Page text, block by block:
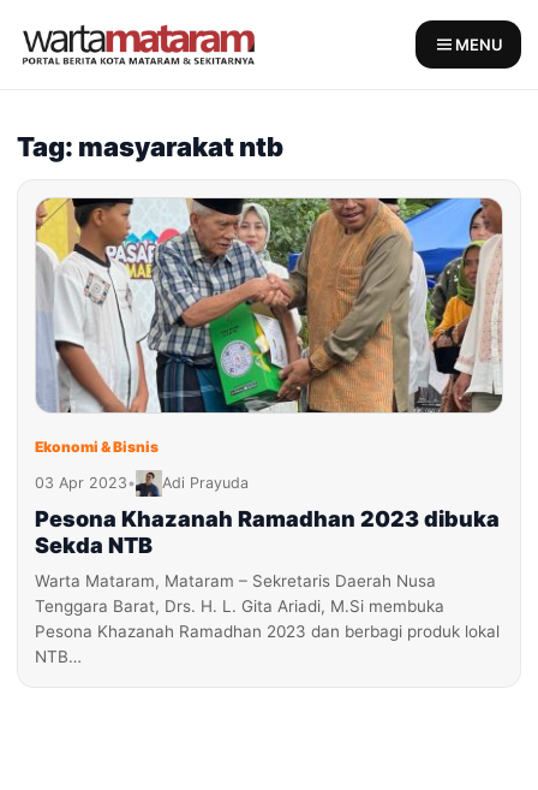
MENU
Tag: masyarakat ntb
Ekonomi & Bisnis
03 Apr 2023• Adi Prayuda
Pesona Khazanah Ramadhan 2023 dibuka
Sekda NTB
Warta Mataram, Mataram – Sekretaris Daerah Nusa
Tenggara Barat, Drs. H. L. Gita Ariadi, M.Si membuka
Pesona Khazanah Ramadhan 2023 dan berbagi produk lokal
NTB…